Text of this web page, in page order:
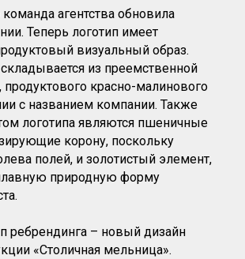
агентства обновила
Теперь логотип имеет
визуальный образ.
из преемственной
красно-малинового
с названием компании. Также
логотипа являются пшеничные
корону, поскольку
полей, и золотистый элемент,
природную форму
ребрендинга – новый дизайн
«Столичная мельница».